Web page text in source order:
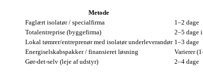
Metode
Faglært isolatør / specialfirma
1–2 dage
Totalentreprise (byggefirma)
2–5 dage
Lokal tømrer/entreprenør med isolatør underleverandør 1–3 dage
Energiselskabspakker / finansieret løsning
Varierer
Gør‑det‑selv (leje af udstyr)
2–4 dage